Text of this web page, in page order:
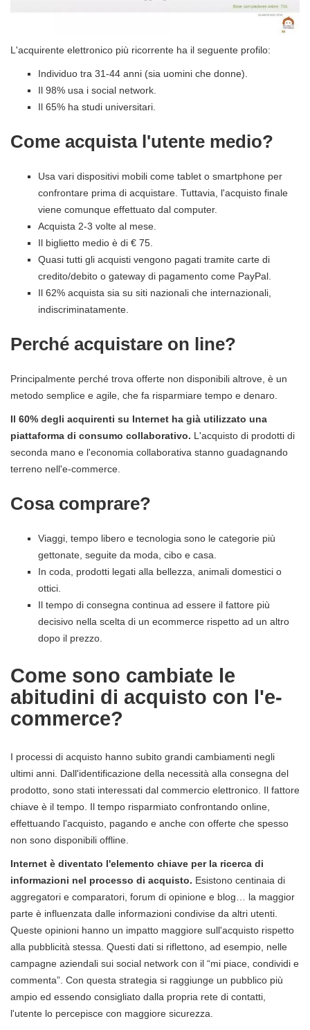
L'acquirente elettronico più ricorrente ha il seguente profilo:
Individuo tra 31-44 anni (sia uomini che donne).
Il 98% usa i social network.
Il 65% ha studi universitari.
Come acquista l'utente medio?
Usa vari dispositivi mobili come tablet o smartphone per
confrontare prima di acquistare. Tuttavia, l'acquisto finale
viene comunque effettuato dal computer.
Acquista 2-3 volte al mese.
Il biglietto medio è di € 75.
Quasi tutti gli acquisti vengono pagati tramite carte di
credito/debito o gateway di pagamento come PayPal.
Il 62% acquista sia su siti nazionali che internazionali,
indiscriminatamente.
Perché acquistare on line?
Principalmente perché trova offerte non disponibili altrove, è un
metodo semplice e agile, che fa risparmiare tempo e denaro.
Il 60% degli acquirenti su Internet ha già utilizzato una
piattaforma di consumo collaborativo. L'acquisto di prodotti di
seconda mano e l'economia collaborativa stanno guadagnando
terreno nell'e-commerce.
Cosa comprare?
Viaggi, tempo libero e tecnologia sono le categorie più
gettonate, seguite da moda, cibo e casa.
In coda, prodotti legati alla bellezza, animali domestici o
ottici.
Il tempo di consegna continua ad essere il fattore più
decisivo nella scelta di un ecommerce rispetto ad un altro
dopo il prezzo.
Come sono cambiate le
abitudini di acquisto con l'e-
commerce?
I processi di acquisto hanno subito grandi cambiamenti negli
ultimi anni. Dall'identificazione della necessità alla consegna del
prodotto, sono stati interessati dal commercio elettronico. Il fattore
chiave è il tempo. Il tempo risparmiato confrontando online,
effettuando l'acquisto, pagando e anche con offerte che spesso
non sono disponibili offline.
Internet è diventato l'elemento chiave per la ricerca di
informazioni nel processo di acquisto. Esistono centinaia di
aggregatori e comparatori, forum di opinione e blog… la maggior
parte è influenzata dalle informazioni condivise da altri utenti.
Queste opinioni hanno un impatto maggiore sull'acquisto rispetto
alla pubblicità stessa. Questi dati si riflettono, ad esempio, nelle
campagne aziendali sui social network con il “mi piace, condividi e
commenta”. Con questa strategia si raggiunge un pubblico più
ampio ed essendo consigliato dalla propria rete di contatti,
l'utente lo percepisce con maggiore sicurezza.